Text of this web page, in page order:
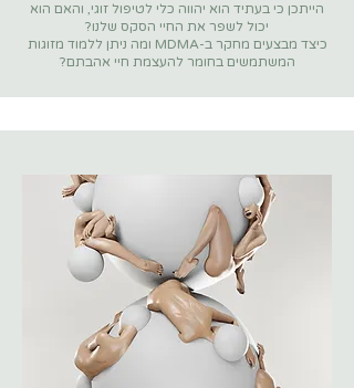
הייתכן כי בעתיד הוא יהווה כלי לטיפול זוגי, והאם הוא
יכול לשפר את החיי הסקס שלנו?
כיצד מבצעים מחקר ב-MDMA ומה ניתן ללמוד מזוגות
המשתמשים בחומר להעצמת חיי אהבתם?